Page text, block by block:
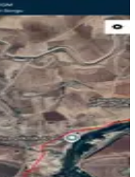
Yatırım Fırsatı
·05.08.2026
KAMEROĞULLARI